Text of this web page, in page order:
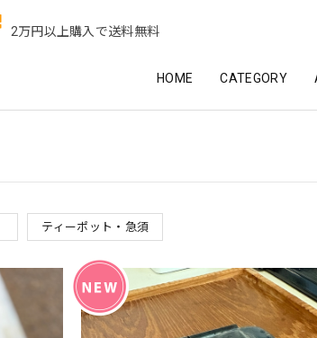
2万円以上購入で送料無料
HOME CATEGORY
ティーポット・急須